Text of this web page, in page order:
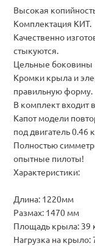
Высокая
Комплектация КИТ.
Качественно
стыкуются.
Цельные боковины
Кромки крыла и
правильную форму.
В комплект входит
Капот модели
под двигатель 0.46
Полностью
опытные пилоты!
Характеристики:
Длина: 1220мм
Размах: 1470 мм
Площадь крыла: 39
Нагрузка на крыло: